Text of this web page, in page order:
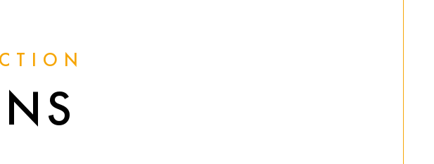
nous sera la clé d'une transaction réussie et fluide.
Votre bienet vos besoins sont uniques, c'est pourquoi nous y
serons attentifs.